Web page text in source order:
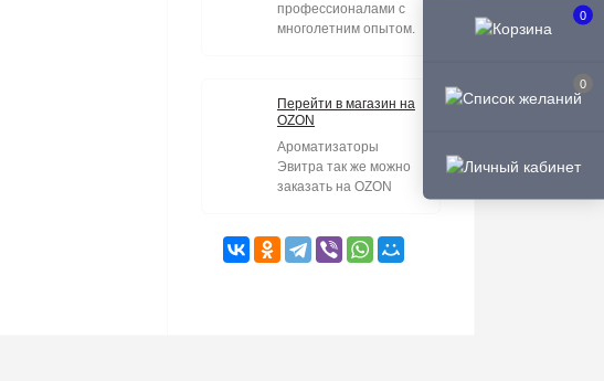
0
0
профессионалами с
многолетним опытом.
Перейти в магазин на
OZON
Ароматизаторы
Эвитра так же можно
заказать на OZON